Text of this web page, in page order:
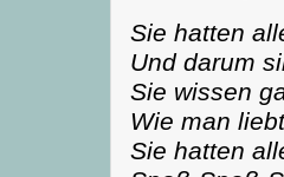
Sie hatten
Und darum
Sie wissen
Wie man
Sie hatten